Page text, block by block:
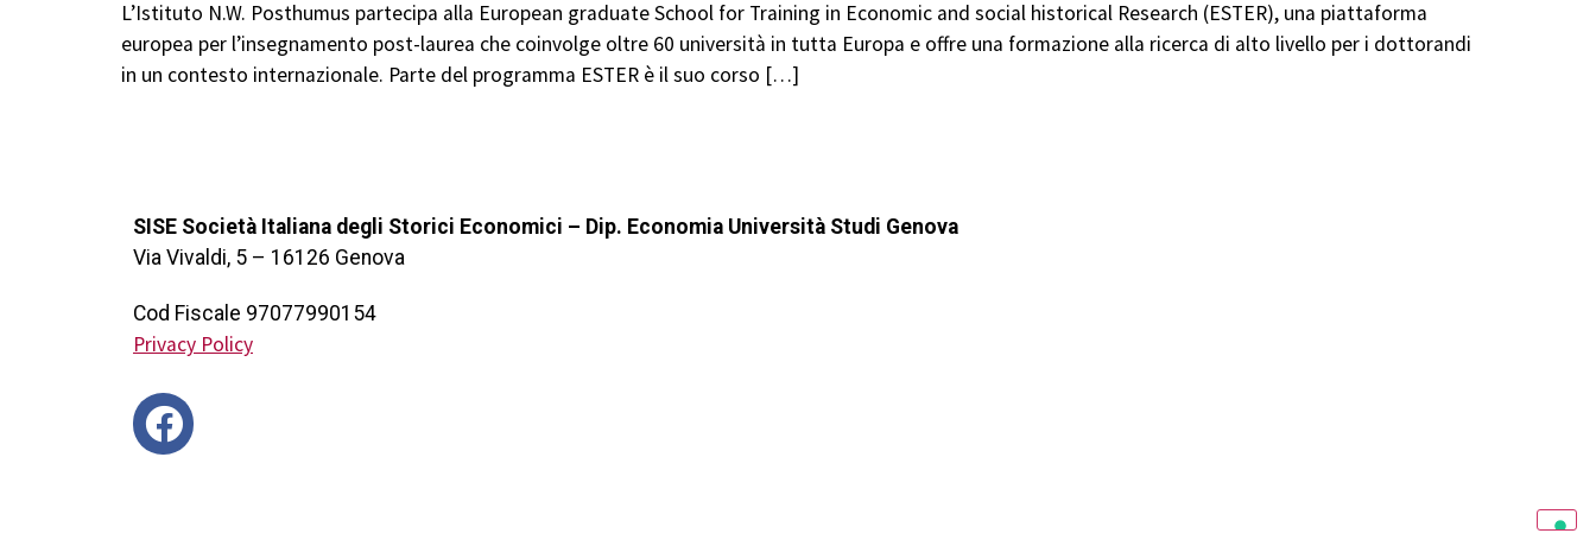
L’Istituto N.W. Posthumus partecipa alla European graduate School for Training in Economic and social historical Research (ESTER), una piattaforma
europea per l’insegnamento post-laurea che coinvolge oltre 60 università in tutta Europa e offre una formazione alla ricerca di alto livello per i dottorandi
in un contesto internazionale. Parte del programma ESTER è il suo corso […]
SISE Società Italiana degli Storici Economici – Dip. Economia Università Studi Genova
Via Vivaldi, 5 – 16126 Genova
Cod Fiscale 97077990154
Privacy Policy